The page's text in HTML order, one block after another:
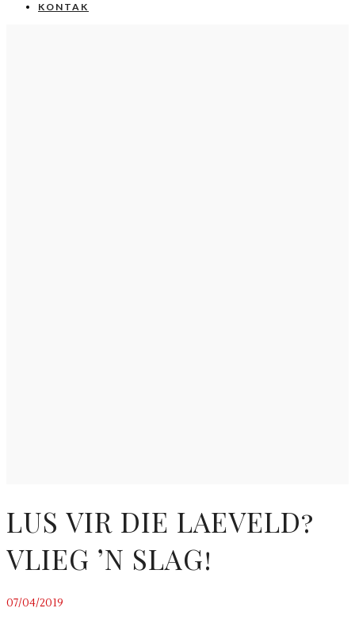
KONTAK
LUS VIR DIE LAEVELD?
VLIEG ʼN SLAG!
07/04/2019